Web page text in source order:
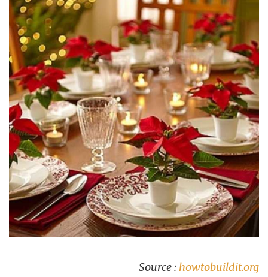
Source : howtobuildit.org